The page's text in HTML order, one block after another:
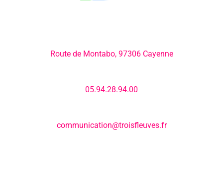
Route de Montabo, 97306 Cayenne
05.94.28.94.00
communication@troisfleuves.fr